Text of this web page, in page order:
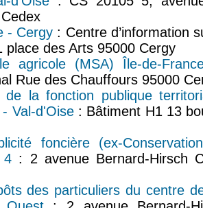
- Cergy : Centre d’information
place des Arts 95000 Cergy
agricole (MSA) Île-de-
Rue des Chauffours 95000
de la fonction publique
Val-d'Oise: Bâtiment H1 13
foncière (ex-
4 : 2 avenue Bernard-Hirsch
des particuliers du centre